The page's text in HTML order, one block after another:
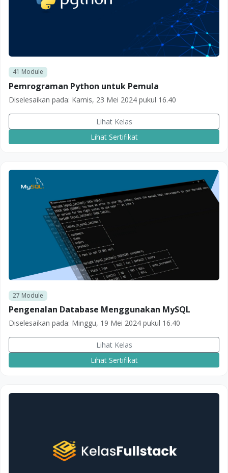
41 Module
Pemrograman Python untuk Pemula
Diselesaikan pada: Kamis, 23 Mei 2024 pukul 16.40
Lihat Kelas
Lihat Sertifikat
27 Module
Pengenalan Database Menggunakan MySQL
Diselesaikan pada: Minggu, 19 Mei 2024 pukul 16.40
Lihat Kelas
Lihat Sertifikat